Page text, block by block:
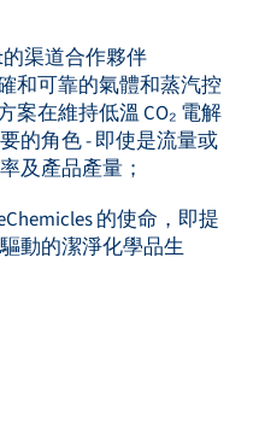
的渠道合作夥伴
和可靠的氣體和蒸汽控
案在維持低溫 CO₂ 電解
的角色 - 即使是流量或
及產品產量；
的使命，即提
動的潔淨化學品生